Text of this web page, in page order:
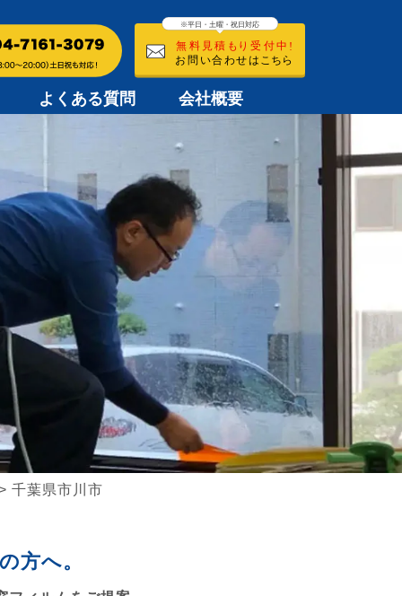
よくある質問 会社概要
千葉県市川市
方へ。